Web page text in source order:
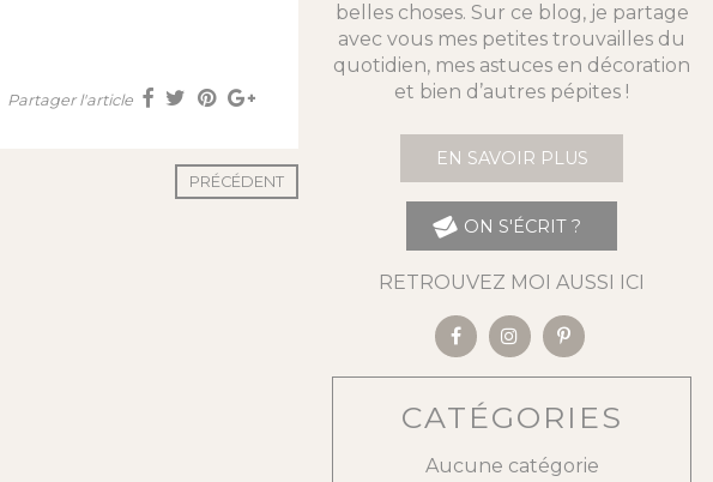
Partager l'article
PRÉCÉDENT
belles choses. Sur ce blog, je partage
avec vous mes petites trouvailles du
quotidien, mes astuces en décoration
et bien d’autres pépites !
EN SAVOIR PLUS
ON S'ÉCRIT ?
RETROUVEZ MOI AUSSI ICI
CATÉGORIES
Aucune catégorie